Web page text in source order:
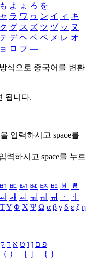
も よ ょ ろ を
ャ ラ ワ ヮ ン イ ィ キ
ク グ ス ズ ツ ヅ ッ ヌ
テ デ ヘ ベ ペ メ レ オ
ョ ロ ヲ ―
식으로 중국어를 변환
됩니다.
을 입력하시고 space를
력하시고 space를 누르
ㅲ ㅳ ㅴ ㅵ ㅶ ㅷ ㅸ
ㅹ
ㆇ ㆈ ㆉ ㆊ ㆋ ㆌ ㆍ
ㆎ
ΤΥ Φ Χ Ψ Ω α β γ δ ε ζ η
פ ם ן ו ט א ר ק
（ ） ［ ］ ｛ ｝